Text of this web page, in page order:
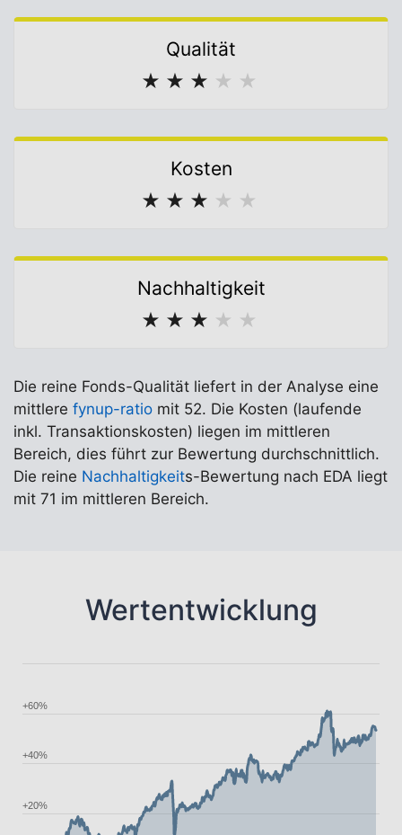
Qualität
★ ★ ★ ★ ★
Kosten
★ ★ ★ ★ ★
Nachhaltigkeit
★ ★ ★ ★ ★
Die reine Fonds-Qualität liefert in der Analyse eine
mittlere fynup-ratio mit 52. Die Kosten (laufende
inkl. Transaktionskosten) liegen im mittleren
Bereich, dies führt zur Bewertung durchschnittlich.
Die reine Nachhaltigkeits-Bewertung nach EDA liegt
mit 71 im mittleren Bereich.
Wertentwicklung
+20%
+40%
+60%